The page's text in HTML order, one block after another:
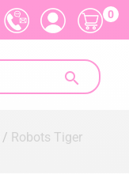

0
Robots Tiger